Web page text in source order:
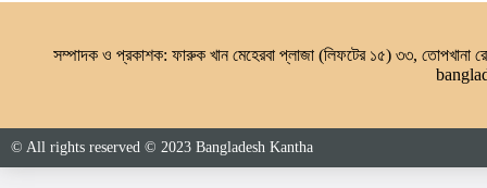
সম্পাদক ও প্রকাশক: ফারুক খান মেহেরবা প্লাজা (লিফটের ১৫) ৩৩, তোপখানা
© All rights reserved © 2023 Bangladesh Kantha